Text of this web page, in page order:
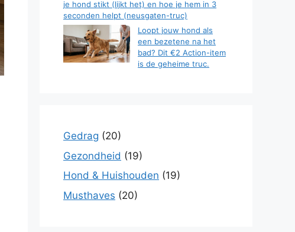
je hond stikt (lijkt het) en hoe je hem in 3
seconden helpt (neusgaten-truc)
Loopt jouw hond als
een bezetene na het
bad? Dit €2 Action-item
is de geheime truc.
Gedrag (20)
Gezondheid (19)
Hond & Huishouden (19)
Musthaves (20)